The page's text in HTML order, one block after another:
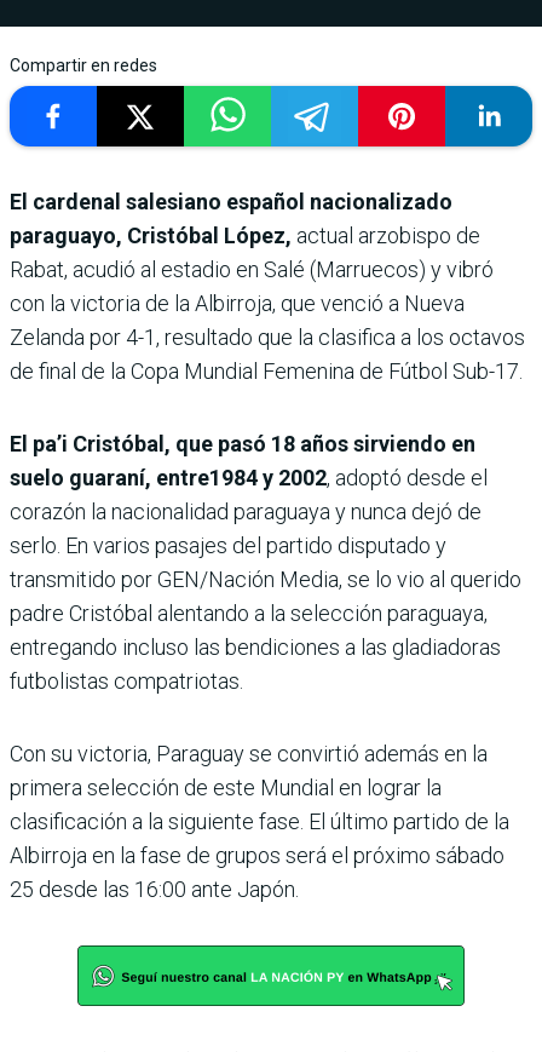
Compartir en redes
El cardenal salesiano español nacionalizado
paraguayo, Cristóbal López, actual arzobispo de
Rabat, acudió al estadio en Salé (Marruecos) y vibró
con la victoria de la Albirroja, que venció a Nueva
Zelanda por 4-1, resultado que la clasifica a los octavos
de final de la Copa Mundial Femenina de Fútbol Sub-17.
El pa’i Cristóbal, que pasó 18 años sirviendo en
suelo guaraní, entre1984 y 2002, adoptó desde el
corazón la nacionalidad paraguaya y nunca dejó de
serlo. En varios pasajes del partido disputado y
transmitido por GEN/Nación Media, se lo vio al querido
padre Cristóbal alentando a la selección paraguaya,
entregando incluso las bendiciones a las gladiadoras
futbolistas compatriotas.
Con su victoria, Paraguay se convirtió además en la
primera selección de este Mundial en lograr la
clasificación a la siguiente fase. El último partido de la
Albirroja en la fase de grupos será el próximo sábado
25 desde las 16:00 ante Japón.